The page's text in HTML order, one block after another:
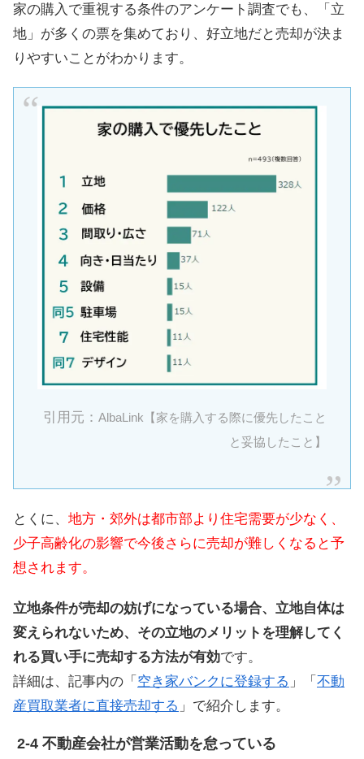
家の購入で重視する条件のアンケート調査でも、「立
地」が多くの票を集めており、好立地だと売却が決ま
りやすいことがわかります。
引用元：AlbaLink【家を購入する際に優先したこと
と妥協したこと】
とくに、 地方・郊外は都市部より住宅需要が少なく、
少子高齢化の影響で今後さらに売却が難しくなると予
想されます。
立地条件が売却の妨げになっている場合、立地自体は
変えられないため、その立地のメリットを理解してく
れる買い手に売却する方法が有効です。
詳細は、記事内の「 空き家バンクに登録する 」「 不動
産買取業者に直接売却する 」で紹介します。
不動産会社が営業活動を怠っている